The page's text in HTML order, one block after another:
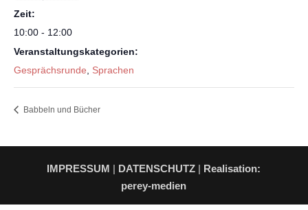
Zeit:
10:00 - 12:00
Veranstaltungskategorien:
Gesprächsrunde
Sprachen
Babbeln und Bücher
IMPRESSUM | DATENSCHUTZ | Realisation:
perey-medien